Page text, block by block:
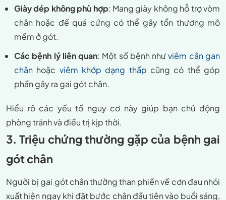
Giày dép không phù hợp: Mang giày không hỗ trợ vòm
chân hoặc đế quá cứng có thể gây tổn thương mô
mềm ở gót.
Các bệnh lý liên quan: Một số bệnh nhưviêm cân gan
chân hoặc viêm khớp dạng thấp cũng có thể góp
phần gây ra gai gót chân.
Hiểu rõ các yếu tố nguy cơ này giúp bạn chủ động
phòng tránh và điều trị kịp thời.
3. Triệu chứng thường gặp của bệnh gai
gót chân
Người bị gai gót chân thường than phiền về cơn đau nhói
xuất hiện ngay khi đặt bước chân đầu tiên vào buổi sáng,